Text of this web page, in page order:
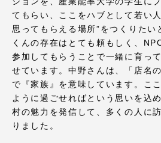
てもらい、ここをハブとして若い
思ってもらえる場所”をつくりたい
くんの存在はとても頼もしく、
参加してもらうことで一緒に育っ
せています。中野さんは、「店名
で『家族』を意味しています。こ
ように過ごせればという思いを込
村の魅力を発信して、多くの人に
りました。